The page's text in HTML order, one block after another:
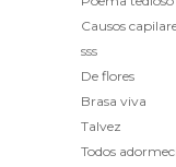
Causos
sss
De flores
Brasa viva
Talvez
Todos